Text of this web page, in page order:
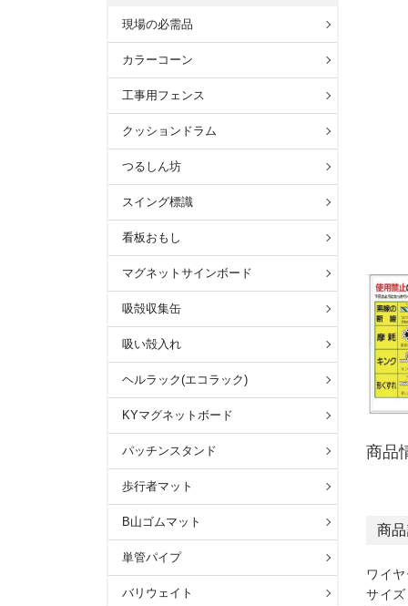
商品
商
ワイ
サイ
現場の必需品
カラーコーン
工事用フェンス
クッションドラム
つるしん坊
スイング標識
看板おもし
マグネットサインボード
吸殻収集缶
吸い殻入れ
ヘルラック(エコラック)
KYマグネットボード
パッチンスタンド
歩行者マット
B山ゴムマット
単管パイプ
バリウェイト